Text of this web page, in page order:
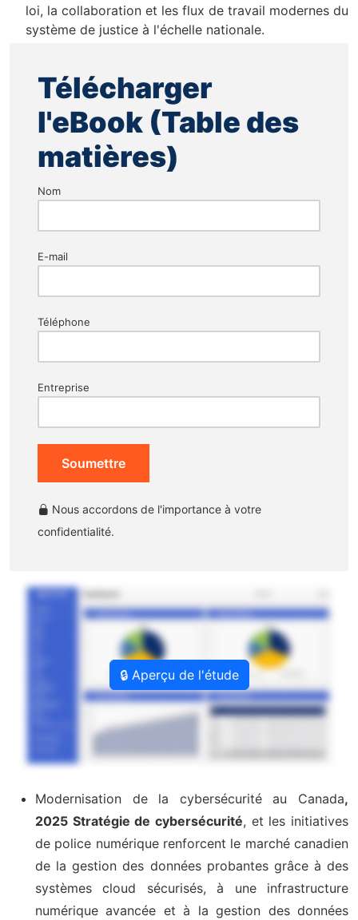
loi, la collaboration et les flux de travail modernes du
système de justice à l'échelle nationale.
Télécharger
l'eBook (Table des
matières)
Nom
E-mail
Téléphone
Entreprise
Soumettre
Nous accordons de l'importance à votre
confidentialité.
🔒 Aperçu de l'étude
Modernisation de la cybersécurité au Canada,
2025 Stratégie de cybersécurité, et les initiatives
de police numérique renforcent le marché canadien
de la gestion des données probantes grâce à des
systèmes cloud sécurisés, à une infrastructure
numérique avancée et à la gestion des données